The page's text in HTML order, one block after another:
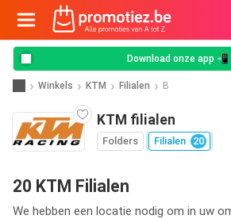
Download onze app 📲
Winkels KTM Filialen B
KTM filialen
Folders Filialen 20
20 KTM Filialen
We hebben een locatie nodig om in uw